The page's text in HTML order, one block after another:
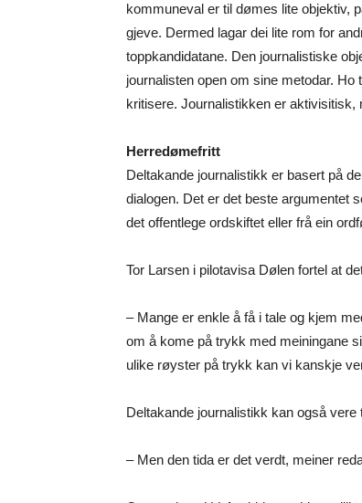
kommuneval er til dømes lite objektiv,
gjeve. Dermed lagar dei lite rom for
toppkandidatane. Den journalistiske
journalisten open om sine metodar.
kritisere. Journalistikken er
Herredømefritt
Deltakande journalistikk er basert på
dialogen. Det er det beste argumentet
det offentlege ordskiftet eller frå ein
Tor Larsen i pilotavisa Dølen fortel at
– Mange er enkle å få i tale og kjem
om å kome på trykk med meiningane
ulike røyster på trykk kan vi kanskje
Deltakande journalistikk kan også vere
– Men den tida er det verdt, meiner